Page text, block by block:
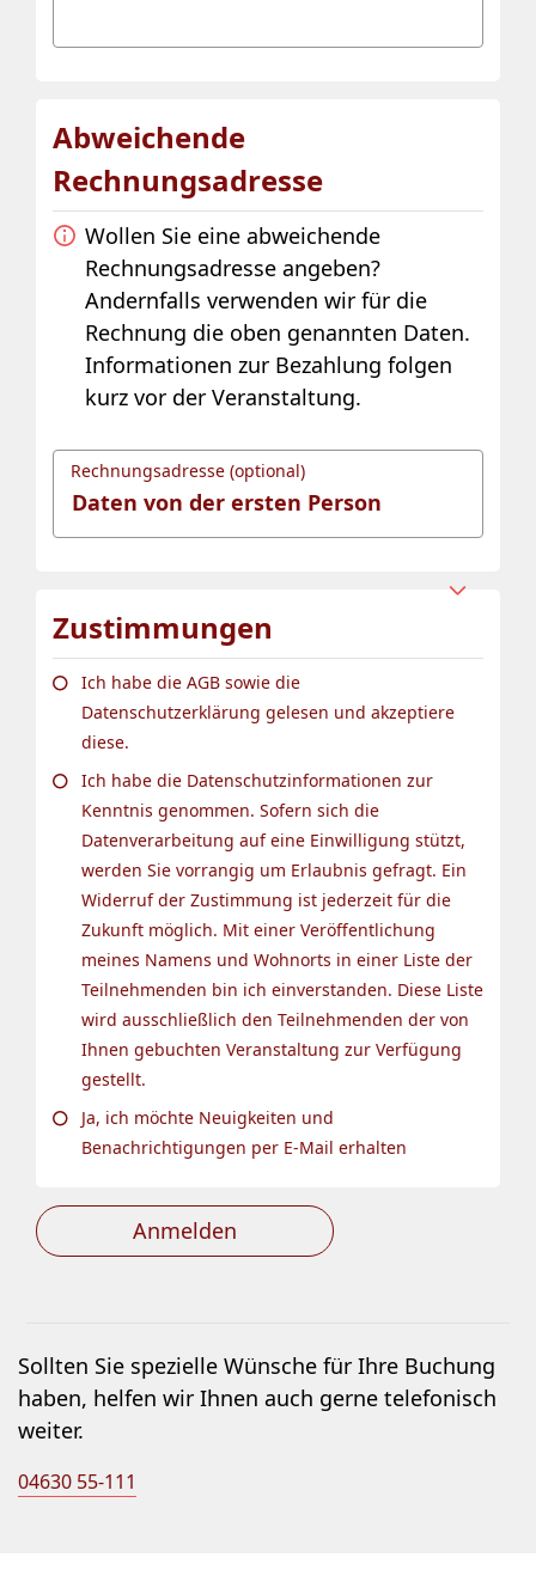
Abweichende
Rechnungsadresse
Wollen Sie eine abweichende
Rechnungsadresse angeben?
Andernfalls verwenden wir für die
Rechnung die oben genannten Daten.
Informationen zur Bezahlung folgen
kurz vor der Veranstaltung.
Rechnungsadresse (optional)
Zustimmungen
Ich habe die AGB sowie die
Datenschutzerklärung gelesen und akzeptiere
diese.
Ich habe die Datenschutzinformationen zur
Kenntnis genommen. Sofern sich die
Datenverarbeitung auf eine Einwilligung stützt,
werden Sie vorrangig um Erlaubnis gefragt. Ein
Widerruf der Zustimmung ist jederzeit für die
Zukunft möglich. Mit einer Veröffentlichung
meines Namens und Wohnorts in einer Liste der
Teilnehmenden bin ich einverstanden. Diese Liste
wird ausschließlich den Teilnehmenden der von
Ihnen gebuchten Veranstaltung zur Verfügung
gestellt.
Ja, ich möchte Neuigkeiten und
Benachrichtigungen per E-Mail erhalten
Anmelden
Sollten Sie spezielle Wünsche für Ihre Buchung
haben, helfen wir Ihnen auch gerne telefonisch
weiter.
04630 55-111